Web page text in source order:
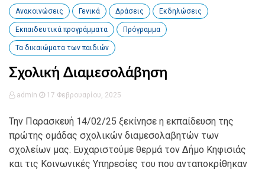
Ανακοινώσεις Γενικά Δράσεις Εκδηλώσεις
Εκπαιδευτικά προγράμματα Πρόγραμμα
Τα δικαιώματα των παιδιών
Σχολική Διαμεσολάβηση
admin 17 Φεβρουαρίου, 2025
Την Παρασκευή 14/02/25 ξεκίνησε η εκπαίδευση της
πρώτης ομάδας σχολικών διαμεσολαβητών των
σχολείων μας. Ευχαριστούμε θερμά τον Δήμο Κηφισιάς
και τις Κοινωνικές Υπηρεσίες του που ανταποκρίθηκαν